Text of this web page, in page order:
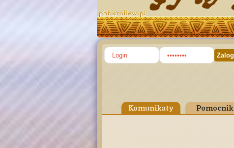
Komunikaty Pomocnik